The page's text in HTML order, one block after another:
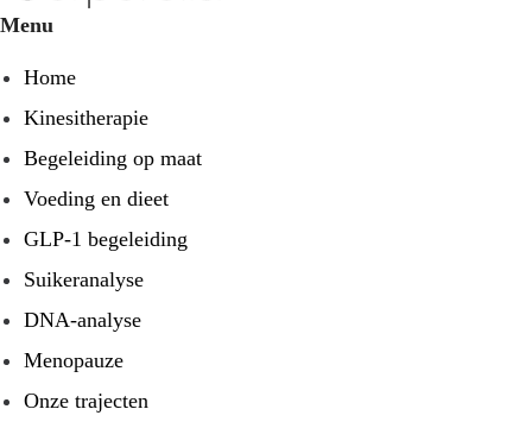
Menu
Home
Kinesitherapie
Begeleiding op maat
Voeding en dieet
GLP-1 begeleiding
Suikeranalyse
DNA-analyse
Menopauze
Onze trajecten